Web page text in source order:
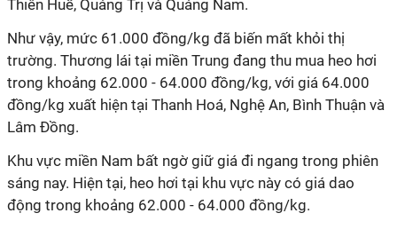
Thiên Huế, Quảng Trị và Quảng Nam.
Như vậy, mức 61.000 đồng/kg đã biến mất khỏi thị
trường. Thương lái tại miền Trung đang thu mua heo hơi
trong khoảng 62.000 - 64.000 đồng/kg, với giá 64.000
đồng/kg xuất hiện tại Thanh Hoá, Nghệ An, Bình Thuận và
Lâm Đồng.
Khu vực miền Nam bất ngờ giữ giá đi ngang trong phiên
sáng nay. Hiện tại, heo hơi tại khu vực này có giá dao
động trong khoảng 62.000 - 64.000 đồng/kg.